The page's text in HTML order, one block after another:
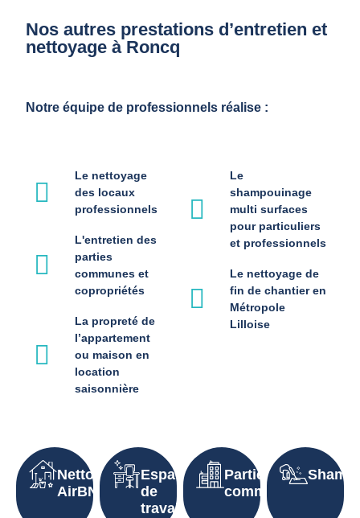
Nos autres prestations d’entretien et
nettoyage à Roncq
Notre équipe de professionnels réalise :
Le nettoyage
des locaux
professionnels
L'entretien des
parties
communes et
copropriétés
La propreté de
l’appartement
ou maison en
location
saisonnière
Le
shampouinage
multi surfaces
pour particuliers
et professionnels
Le nettoyage de
fin de chantier en
Métropole
Lilloise
Nettoyage
AirBNB
Espaces
de
travail
Parties
communes